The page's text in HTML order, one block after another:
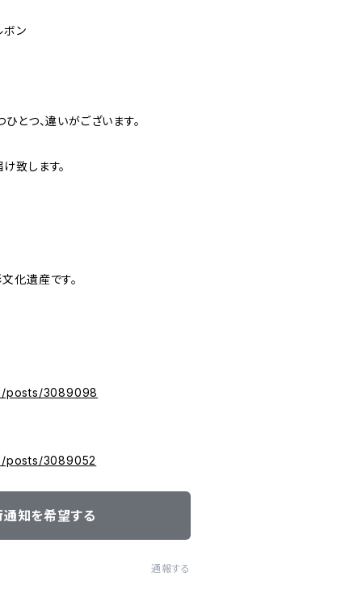
ン
とつ、違いがございます。
ます。
化遺産です。
posts/3089098
posts/3089052
知を希望する
通報する